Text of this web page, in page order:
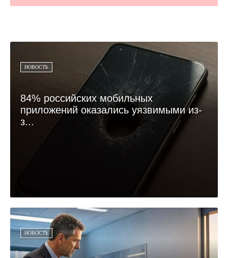
НОВОСТЬ
84% российских мобильных
приложений оказались уязвимыми из-
з...
НОВОСТЬ